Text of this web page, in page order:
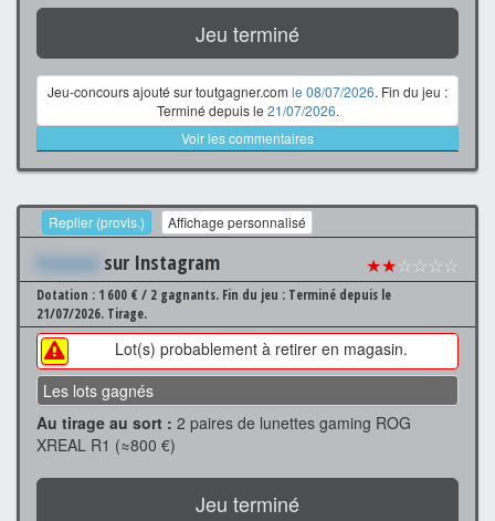
Jeu terminé
Jeu-concours ajouté sur toutgagner.com le 08/07/2026. Fin du jeu :
Terminé depuis le 21/07/2026.
Voir les commentaires
Replier (provis.) Affichage personnalisé
Xxxxxxx sur Instagram ★★☆☆☆☆
Dotation : 1 600 € / 2 gagnants. Fin du jeu : Terminé depuis le
21/07/2026. Tirage.
Lot(s) probablement à retirer en magasin.
Les lots gagnés
Au tirage au sort : 2 paires de lunettes gaming ROG
XREAL R1 (≈800 €)
Jeu terminé